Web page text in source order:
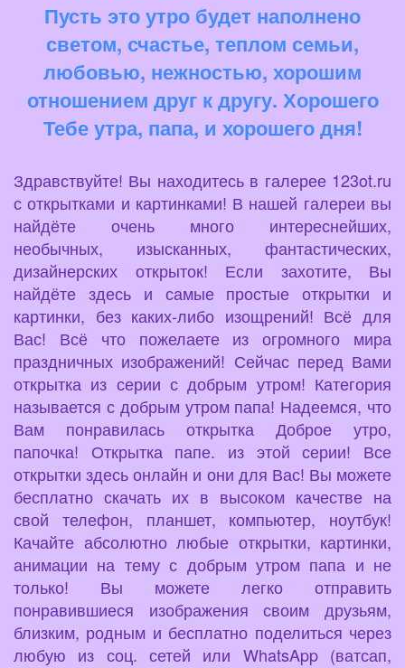
Пусть это утро будет наполнено
светом, счастье, теплом семьи,
любовью, нежностью, хорошим
отношением друг к другу. Хорошего
Тебе утра, папа, и хорошего дня!
Здравствуйте! Вы находитесь в галерее 123ot.ru
с открытками и картинками! В нашей галереи вы
найдёте очень много интереснейших,
необычных, изысканных, фантастических,
дизайнерских открыток! Если захотите, Вы
найдёте здесь и самые простые открытки и
картинки, без каких-либо изощрений! Всё для
Вас! Всё что пожелаете из огромного мира
праздничных изображений! Сейчас перед Вами
открытка из серии с добрым утром! Категория
называется с добрым утром папа! Надеемся, что
Вам понравилась открытка Доброе утро,
папочка! Открытка папе. из этой серии! Все
открытки здесь онлайн и они для Вас! Вы можете
бесплатно скачать их в высоком качестве на
свой телефон, планшет, компьютер, ноутбук!
Качайте абсолютно любые открытки, картинки,
анимации на тему с добрым утром папа и не
только! Вы можете легко отправить
понравившиеся изображения своим друзьям,
близким, родным и бесплатно поделиться через
любую из соц. сетей или WhatsApp (ватсап,